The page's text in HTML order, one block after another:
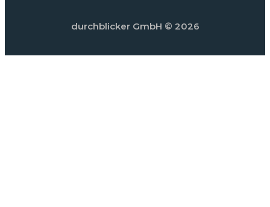
durchblicker GmbH © 2026